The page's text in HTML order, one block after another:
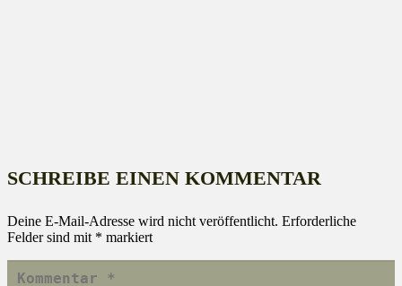
SCHREIBE EINEN KOMMENTAR
Deine E-Mail-Adresse wird nicht veröffentlicht. Erforderliche
Felder sind mit * markiert